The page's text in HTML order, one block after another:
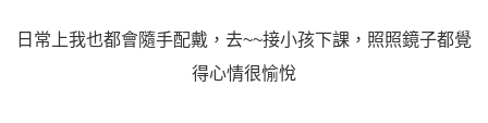
日常上我也都會隨手配戴，去~~接小孩下課，照照鏡子都覺
得心情很愉悅